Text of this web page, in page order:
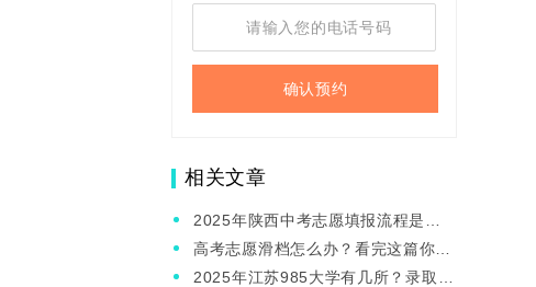
确认预约
相关文章
2025年陕西中考志愿填报流程是什
么？
高考志愿滑档怎么办？看完这篇你就
知道了
2025年江苏985大学有几所？录取分